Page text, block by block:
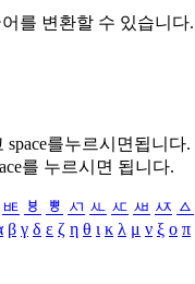
를 변환할 수 있습니다.
space를누르시면됩니다.
를 누르시면 됩니다.
ㅷ ㅸ ㅹ ㅺ ㅻ ㅼ ㅽ ㅾ ㅿ
β γ δ ε ζ η θ ι κ λ μ ν ξ ο π